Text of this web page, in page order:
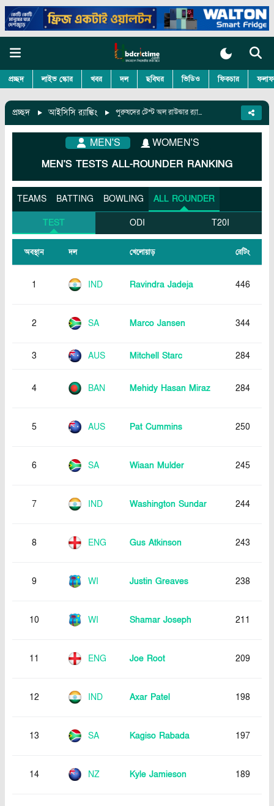
প্রচ্ছদ লাইভ স্কোর খবর দল ছবিঘর ভিডিও ফিকচার
প্রচ্ছদ আইসিসি র‍্যাঙ্কিং পুরুষদের টেস্ট অল রাউন্ডার র‍্যাঙ্কিং
MEN'S TESTS ALL-ROUNDER RANKING
MEN'S WOMEN'S
TEAMS BATTING BOWLING ALL ROUNDER
TEST ODI T20I
অবস্থান দল খেলোয়াড় রেটিং
1 IND Ravindra Jadeja 446
2 SA Marco Jansen 344
3 AUS Mitchell Starc 284
4 BAN Mehidy Hasan Miraz 284
5 AUS Pat Cummins 250
6 SA Wiaan Mulder 245
7 IND Washington Sundar 244
8 ENG Gus Atkinson 243
9 WI Justin Greaves 238
10 WI Shamar Joseph 211
11 ENG Joe Root 209
12 IND Axar Patel 198
13 SA Kagiso Rabada 197
14 NZ Kyle Jamieson 189